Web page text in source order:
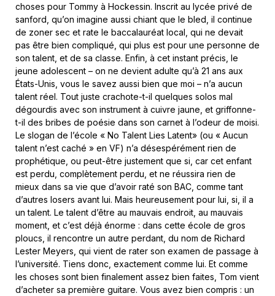
choses pour Tommy à Hockessin. Inscrit au lycée privé de
sanford, qu’on imagine aussi chiant que le bled, il continue
de zoner sec et rate le baccalauréat local, qui ne devait
pas être bien compliqué, qui plus est pour une personne de
son talent, et de sa classe. Enfin, à cet instant précis, le
jeune adolescent – on ne devient adulte qu’à 21 ans aux
États-Unis, vous le savez aussi bien que moi – n’a aucun
talent réel. Tout juste crachote-t-il quelques solos mal
dégourdis avec son instrument à cuivre jaune, et griffonne-
t-il des bribes de poésie dans son carnet à l’odeur de moisi.
Le slogan de l’école « No Talent Lies Latent» (ou « Aucun
talent n’est caché » en VF) n’a désespérément rien de
prophétique, ou peut-être justement que si, car cet enfant
est perdu, complètement perdu, et ne réussira rien de
mieux dans sa vie que d’avoir raté son BAC, comme tant
d’autres losers avant lui. Mais heureusement pour lui, si, il a
un talent. Le talent d’être au mauvais endroit, au mauvais
moment, et c’est déjà énorme : dans cette école de gros
ploucs, il rencontre un autre perdant, du nom de Richard
Lester Meyers, qui vient de rater son examen de passage à
l’université. Tiens donc, exactement comme lui. Et comme
les choses sont bien finalement assez bien faites, Tom vient
d’acheter sa première guitare. Vous avez bien compris : un